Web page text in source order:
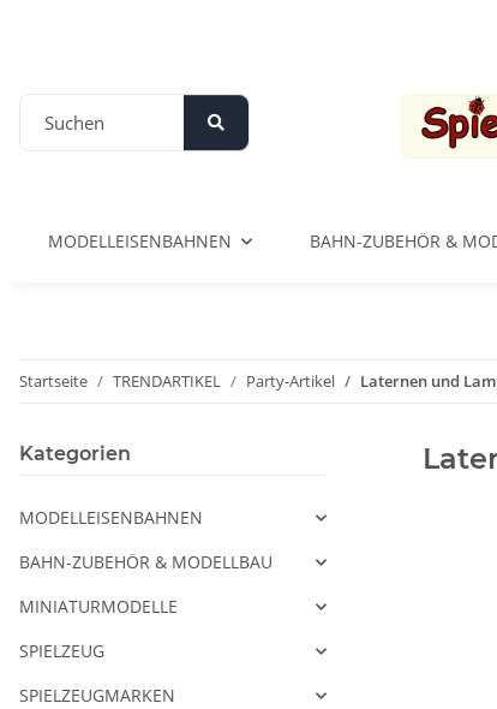
MODELLEISENBAHNEN BAHN-ZUBEHÖR &
Startseite TRENDARTIKEL Party-Artikel Laternen und
Kategorien
MODELLEISENBAHNEN
BAHN-ZUBEHÖR & MODELLBAU
MINIATURMODELLE
SPIELZEUG
SPIELZEUGMARKEN